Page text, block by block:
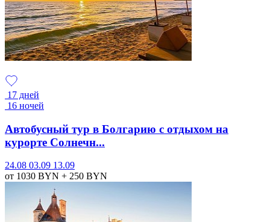
17 дней
16 ночей
Автобусный тур в Болгарию с отдыхом на
курорте Солнечн...
24.08 03.09 13.09
от 1030 BYN + 250 BYN